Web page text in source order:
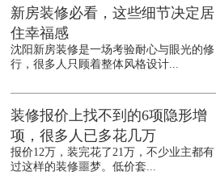
新房装修必看，这些细节决定居
住幸福感
沈阳新房装修是一场考验耐心与眼光的修
行，很多人只顾着整体风格设计...
装修报价上找不到的6项隐形增
项，很多人已多花几万
报价12万，装完花了21万，不少业主都有
过这样的装修噩梦。低价套...